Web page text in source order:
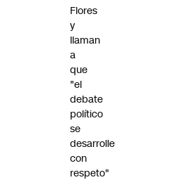
Flores
y
llaman
a
que
"el
debate
político
se
desarrolle
con
respeto"